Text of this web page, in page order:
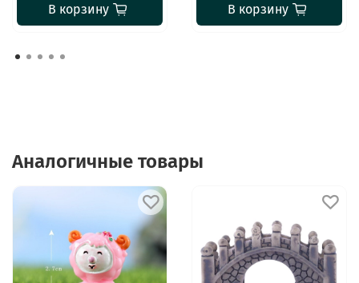
В корзину В корзину
Аналогичные товары